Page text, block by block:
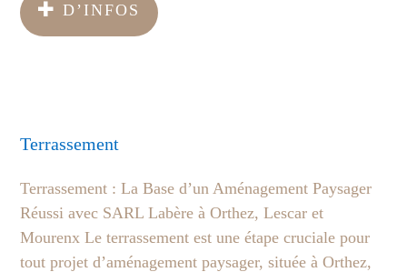
D’INFOS
Terrassement
Terrassement : La Base d’un Aménagement Paysager
Réussi avec SARL Labère à Orthez, Lescar et
Mourenx Le terrassement est une étape cruciale pour
tout projet d’aménagement paysager, située à Orthez,